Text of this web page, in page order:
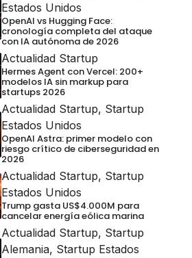
Estados Unidos
OpenAI vs Hugging Face:
cronología completa del ataque
con IA autónoma de 2026
Actualidad Startup
Hermes Agent con Vercel: 200+
modelos IA sin markup para
startups 2026
Actualidad Startup, Startup
Estados Unidos
OpenAI Astra: primer modelo con
riesgo crítico de ciberseguridad en
2026
Actualidad Startup, Startup
Estados Unidos
Trump gasta US$4.000M para
cancelar energía eólica marina
Actualidad Startup, Startup
Alemania, Startup Estados